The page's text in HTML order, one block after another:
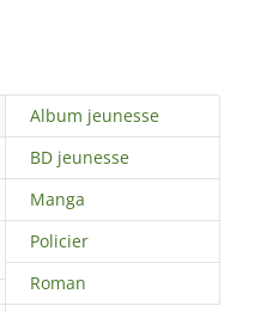
Album jeunesse
BD jeunesse
Manga
Policier
Roman